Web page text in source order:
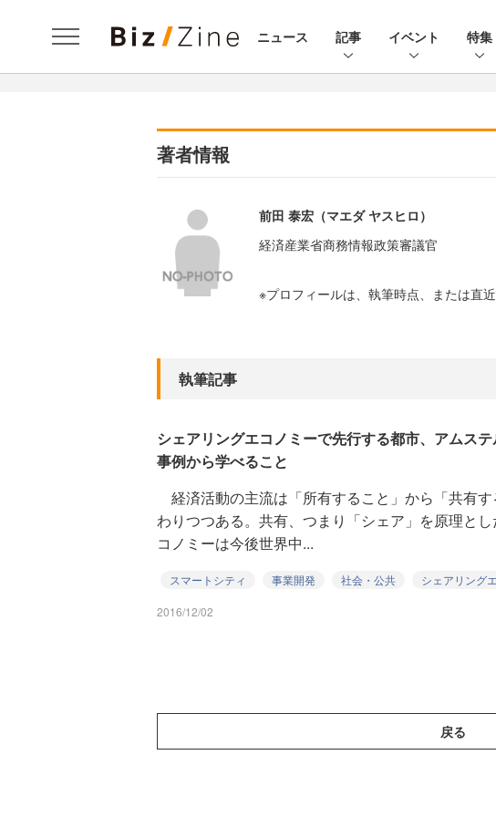
ニュース 記事 イベント 特集
著者情報
前田 泰宏（マエダ ヤスヒロ）
経済産業省商務情報政策審議官
※プロフィールは、執筆時点、または直
執筆記事
シェアリングエコノミーで先行する都市、アムス
事例から学べること
経済活動の主流は「所有すること」から「共有
わりつつある。共有、つまり「シェア」を原理と
コノミーは今後世界中...
スマートシティ 事業開発 社会・公共 シェアリング
2016/12/02
戻る